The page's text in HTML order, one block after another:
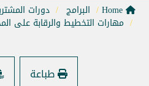
البرامج دورات
مهارات التخطيط والرقابة على
طباعة